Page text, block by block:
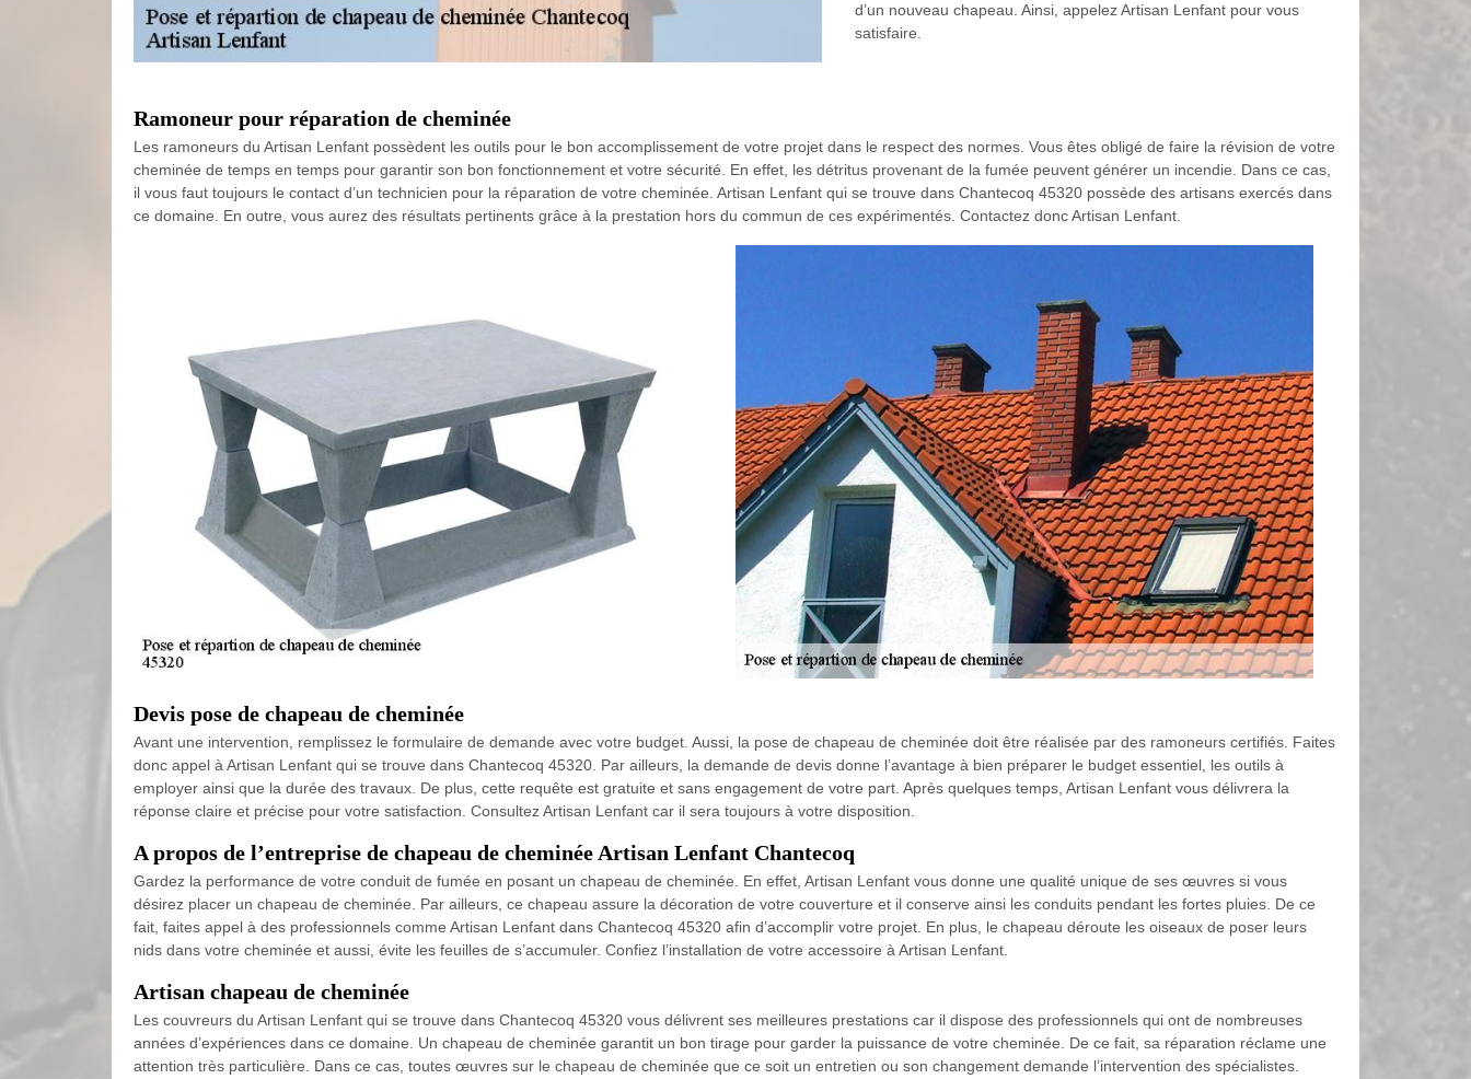
d’un nouveau chapeau. Ainsi, appelez Artisan Lenfant pour vous
satisfaire.
Ramoneur pour réparation de cheminée
Les ramoneurs du Artisan Lenfant possèdent les outils pour le bon accomplissement de votre projet dans le respect des normes. Vous êtes obligé de faire la révision de votre
cheminée de temps en temps pour garantir son bon fonctionnement et votre sécurité. En effet, les détritus provenant de la fumée peuvent générer un incendie. Dans ce cas,
il vous faut toujours le contact d’un technicien pour la réparation de votre cheminée. Artisan Lenfant qui se trouve dans Chantecoq 45320 possède des artisans exercés dans
ce domaine. En outre, vous aurez des résultats pertinents grâce à la prestation hors du commun de ces expérimentés. Contactez donc Artisan Lenfant.
Devis pose de chapeau de cheminée
Avant une intervention, remplissez le formulaire de demande avec votre budget. Aussi, la pose de chapeau de cheminée doit être réalisée par des ramoneurs certifiés. Faites
donc appel à Artisan Lenfant qui se trouve dans Chantecoq 45320. Par ailleurs, la demande de devis donne l’avantage à bien préparer le budget essentiel, les outils à
employer ainsi que la durée des travaux. De plus, cette requête est gratuite et sans engagement de votre part. Après quelques temps, Artisan Lenfant vous délivrera la
réponse claire et précise pour votre satisfaction. Consultez Artisan Lenfant car il sera toujours à votre disposition.
A propos de l’entreprise de chapeau de cheminée Artisan Lenfant Chantecoq
Gardez la performance de votre conduit de fumée en posant un chapeau de cheminée. En effet, Artisan Lenfant vous donne une qualité unique de ses œuvres si vous
désirez placer un chapeau de cheminée. Par ailleurs, ce chapeau assure la décoration de votre couverture et il conserve ainsi les conduits pendant les fortes pluies. De ce
fait, faites appel à des professionnels comme Artisan Lenfant dans Chantecoq 45320 afin d’accomplir votre projet. En plus, le chapeau déroute les oiseaux de poser leurs
nids dans votre cheminée et aussi, évite les feuilles de s’accumuler. Confiez l’installation de votre accessoire à Artisan Lenfant.
Artisan chapeau de cheminée
Les couvreurs du Artisan Lenfant qui se trouve dans Chantecoq 45320 vous délivrent ses meilleures prestations car il dispose des professionnels qui ont de nombreuses
années d’expériences dans ce domaine. Un chapeau de cheminée garantit un bon tirage pour garder la puissance de votre cheminée. De ce fait, sa réparation réclame une
attention très particulière. Dans ce cas, toutes œuvres sur le chapeau de cheminée que ce soit un entretien ou son changement demande l’intervention des spécialistes.